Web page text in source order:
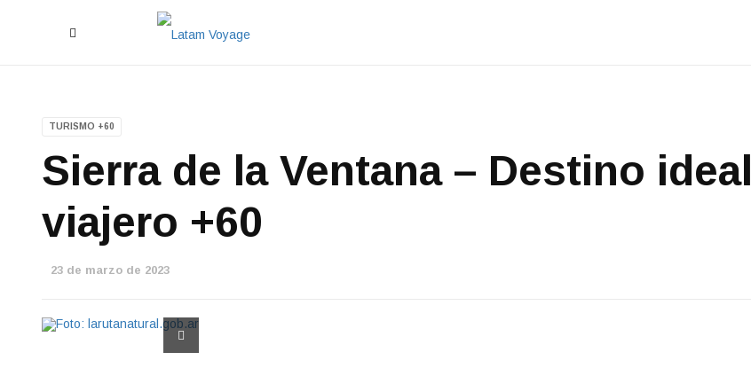
TURISMO +60
Sierra de la Ventana – Destino ideal
viajero +60
23 de marzo de 2023